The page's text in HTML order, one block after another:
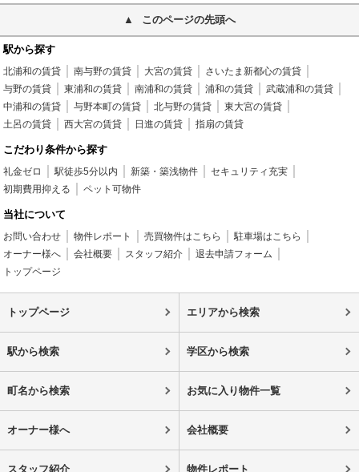
このページの先頭へ
駅から探す
北浦和の賃貸 南与野の賃貸 大宮の賃貸
さいたま新都心の賃貸
与野の賃貸
東浦和の賃貸 南浦和の賃貸 浦和の賃貸
武蔵浦和の賃貸
中浦和の賃貸
与野本町の賃貸 北与野の賃貸
東大宮の賃貸
土呂の賃貸
西大宮の賃貸 日進の賃貸 指扇の賃貸
こだわり条件から探す
礼金ゼロ 駅徒歩5分以内 新築・築浅物件
セキュリティ充実
初期費用抑える
ペット可物件
当社について
お問い合わせ 物件レポート 売買物件はこちら
駐車場はこちら
オーナー様へ
会社概要 スタッフ紹介
退去申請フォーム
トップページ
トップページ エリアから検索
駅から検索 学区から検索
町名から検索 お気に入り物件一覧
オーナー様へ 会社概要
スタッフ紹介 物件レポート